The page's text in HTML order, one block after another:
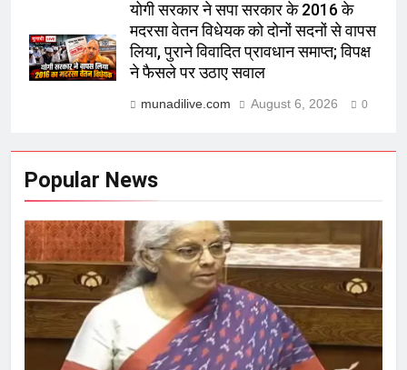
योगी सरकार ने सपा सरकार के 2016 के
मदरसा वेतन विधेयक को दोनों सदनों से वापस
लिया, पुराने विवादित प्रावधान समाप्त; विपक्ष
ने फैसले पर उठाए सवाल
munadilive.com August 6, 2026 0
Popular News